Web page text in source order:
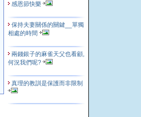
感恩節快樂
保持夫妻關係的關鍵__單獨
相處的時間
兩錢銀子的麻雀天父也看顧,
何況我們呢?
真理的教訓是保護而非限制